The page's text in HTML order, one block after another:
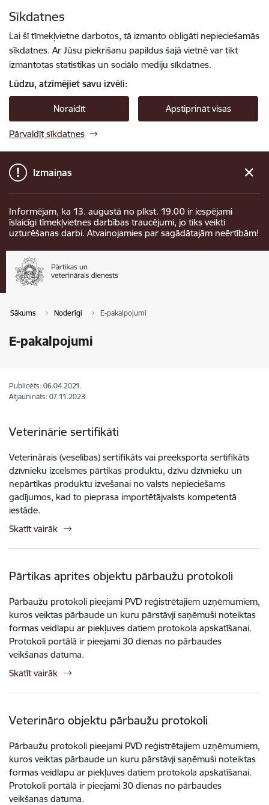
Sīkdatnes
Lai šī tīmekļvietne darbotos, tā izmanto obligāti nepieciešamās
sīkdatnes. Ar Jūsu piekrišanu papildus šajā vietnē var tikt
izmantotas statistikas un sociālo mediju sīkdatnes.
Lūdzu, atzīmējiet savu izvēli:
Noraidīt Apstiprināt visas
Pārvaldīt sīkdatnes
Izmaiņas
Informējam, ka 13. augustā no plkst. 19.00 ir iespējami
īslaicīgi tīmekļvietnes darbības traucējumi, jo tiks veikti
uzturēšanas darbi. Atvainojamies par sagādātajām neērtībām!
Sākums Noderīgi E-pakalpojumi
E-pakalpojumi
Publicēts: 06.04.2021.
Atjaunināts: 07.11.2023.
Veterinārie sertifikāti
Veterinārais (veselības) sertifikāts vai preeksporta sertifikāts
dzīvnieku izcelsmes pārtikas produktu, dzīvu dzīvnieku un
nepārtikas produktu izvešanai no valsts nepieciešams
gadījumos, kad to pieprasa importētājvalsts kompetentā
iestāde.
Skatīt vairāk
Pārtikas aprites objektu pārbaužu protokoli
Pārbaužu protokoli pieejami PVD reģistrētajiem uzņēmumiem,
kuros veiktas pārbaude un kuru pārstāvji saņēmuši noteiktas
formas veidlapu ar piekļuves datiem protokola apskatīšanai.
Protokoli portālā ir pieejami 30 dienas no pārbaudes
veikšanas datuma.
Skatīt vairāk
Veterināro objektu pārbaužu protokoli
Pārbaužu protokoli pieejami PVD reģistrētajiem uzņēmumiem,
kuros veiktas pārbaude un kuru pārstāvji saņēmuši noteiktas
formas veidlapu ar piekļuves datiem protokola apskatīšanai.
Protokoli portālā ir pieejami 30 dienas no pārbaudes
veikšanas datuma.